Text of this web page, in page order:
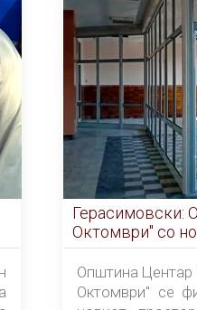
Герасимовски:
Октомври" со
од септември
Општина Центар
Октомври" се